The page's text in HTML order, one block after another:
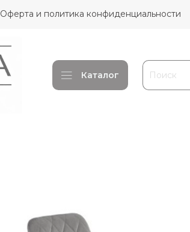
Оферта и политика конфиденциальности
Каталог